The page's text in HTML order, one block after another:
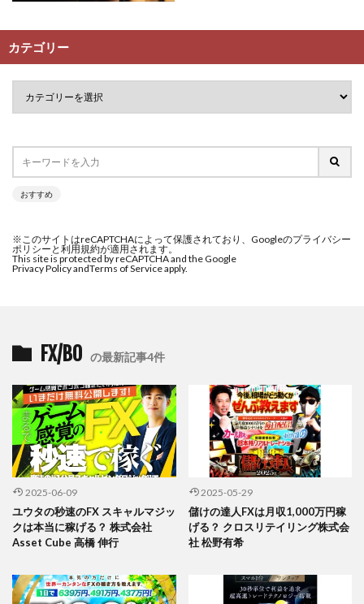
カテゴリー
おすすめ
※このサイトはreCAPTCHAによって保護されており、Googleのプライバシー
ポリシーと利用規約が適用されます。
This site is protected by reCAPTCHA and the Google
Privacy Policy andTerms of Service apply.
FX/BO の最新記事4件
2025-06-09
ユウタの秒速のFX スキャルマジッ
クは本当に稼げる？ 株式会社
Asset Cube 高橋 伸行
2025-05-29
儲けの達人FXは月収1,000万円稼
げる？ クロスリテイリング株式会
社 松野有希
マスターピース(MASTER PIECE)
フルーツ(スマホをタップするだけ!?)